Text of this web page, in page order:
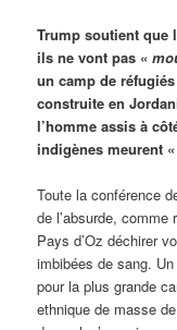
Trump soutient que
ils ne vont pas «
un camp de
construite en
l’homme assis à
indigènes meurent
Toute la conférence
de l’absurde,
Pays d’Oz déchirer
imbibées de sang.
pour la plus grande
ethnique de masse